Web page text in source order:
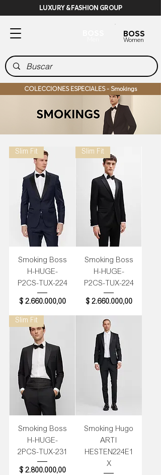
LUXURY & FASHION GROUP
BOSS
Women
COLECCIONES ESPECIALES - Smokings
Slim Fit
Smoking Boss
H-HUGE-
P2CS-TUX-224
Precio
$ 2.660.000,00
Slim Fit
Smoking Boss
H-HUGE-
P2CS-TUX-224
Precio
$ 2.660.000,00
Slim Fit
Smoking Boss
H-HUGE-
2PCS-TUX-231
Precio
$ 2.800.000,00
Smoking Hugo
ARTI
HESTEN224E1
X